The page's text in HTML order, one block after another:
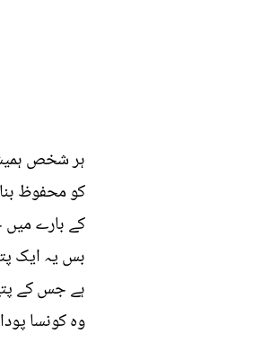
ہر شخص
کو محفوظ
کے بارے
ہے جس کے پتے کا اگر آپ مسلسل
وہ کونسا پودا ہے جس کے